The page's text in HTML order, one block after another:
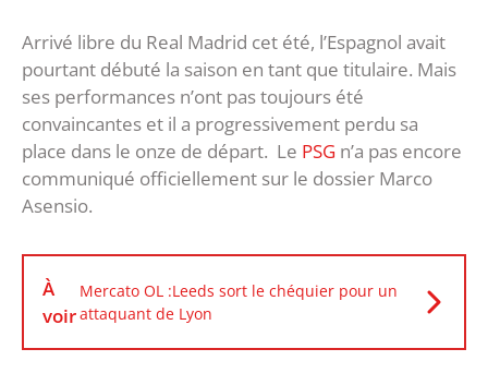
Arrivé libre du Real Madrid cet été, l’Espagnol avait
pourtant débuté la saison en tant que titulaire. Mais
ses performances n’ont pas toujours été
convaincantes et il a progressivement perdu sa
place dans le onze de départ. Le PSG n’a pas encore
communiqué officiellement sur le dossier Marco
Asensio.
À
voir
Mercato OL :Leeds sort le chéquier pour un
attaquant de Lyon